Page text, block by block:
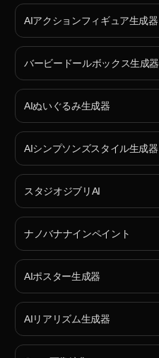
AIアクションフィギュア生成器
バービードールボックス生成器
AIぬいぐるみ生成器
AIシンプソンズスタイル生成器
スタジオジブリAI
ナノバナナインペイント
AIポスター生成器
AIリアリズム生成器